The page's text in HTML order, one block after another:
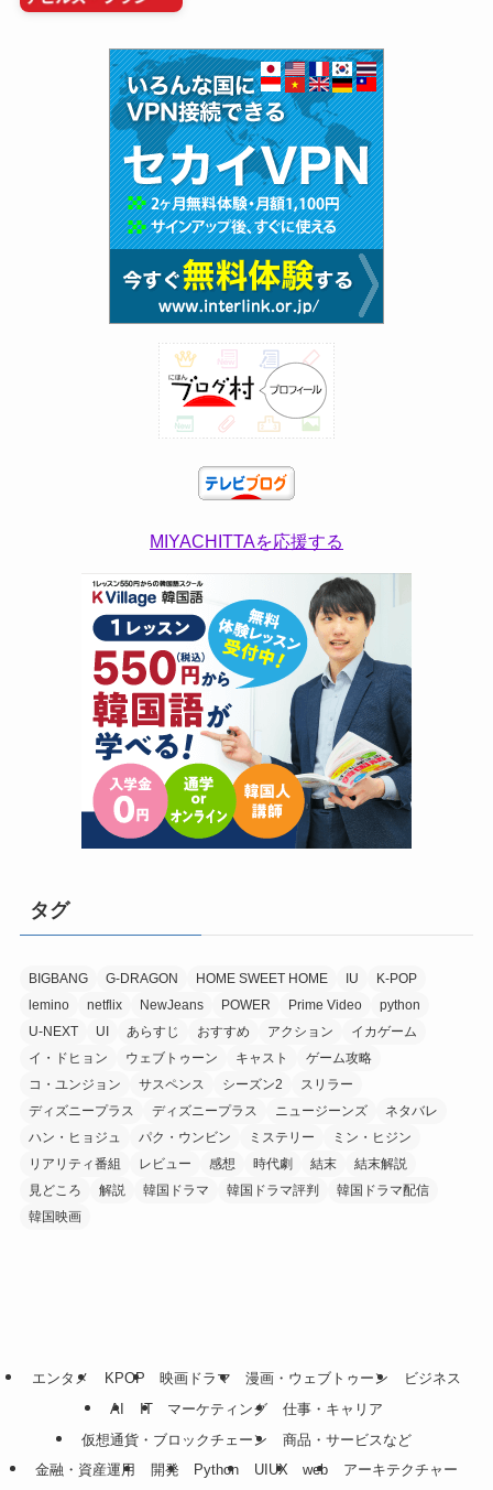
MIYACHITTAを応援する
タグ
BIGBANG G-DRAGON HOME SWEET HOME IU
K-POP
lemino
netflix NewJeans POWER Prime Video
python
U-NEXT
UI あらすじ おすすめ アクション
イカゲーム
イ・ドヒョン
ウェブトゥーン キャスト
ゲーム攻略
コ・ユンジョン
サスペンス シーズン2
スリラー
ディズニープラス
ディズニープラス ニュージーンズ
ネタバレ
ハン・ヒョジュ
パク・ウンビン ミステリー
ミン・ヒジン
リアリティ番組
レビュー 感想 時代劇 結末
結末解説
見どころ
解説 韓国ドラマ 韓国ドラマ評判
韓国ドラマ配信
韓国映画
エンタメ KPOP 映画ドラマ 漫画・ウェブトゥーン
ビジネス
AI
IT マーケティング
仕事・キャリア
仮想通貨・ブロックチェーン
商品・サービスなど
金融・資産運用
開発 Python UIUX web アーキテクチャー